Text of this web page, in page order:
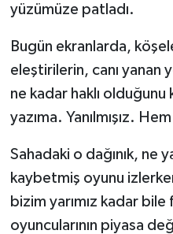
yüzümüze patladı.
Bugün ekranlarda,
eleştirilerin, canı yanan
ne kadar haklı
yazıma. Yanılmışız.
Sahadaki o dağınık, ne
kaybetmiş oyunu
bizim yarımız kadar bile
oyuncularının piyasa